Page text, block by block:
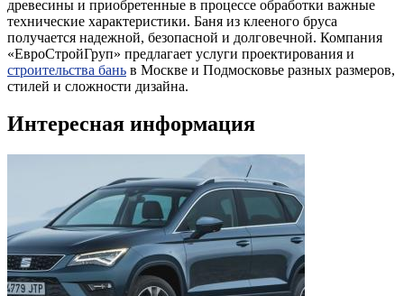
древесины и приобретенные в процессе обработки важные
технические характеристики. Баня из клееного бруса
получается надежной, безопасной и долговечной. Компания
«ЕвроСтройГруп» предлагает услуги проектирования и
строительства бань в Москве и Подмосковье разных размеров,
стилей и сложности дизайна.
Интересная информация